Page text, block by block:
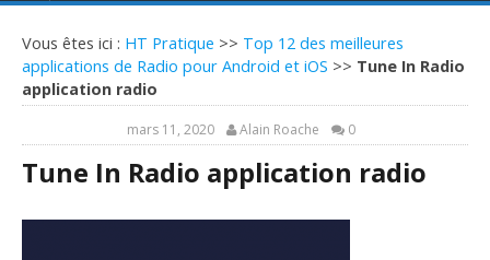
Vous êtes ici : HT Pratique >> Top 12 des meilleures
applications de Radio pour Android et iOS >> Tune In Radio
application radio
mars 11, 2020 Alain Roache 0
Tune In Radio application radio